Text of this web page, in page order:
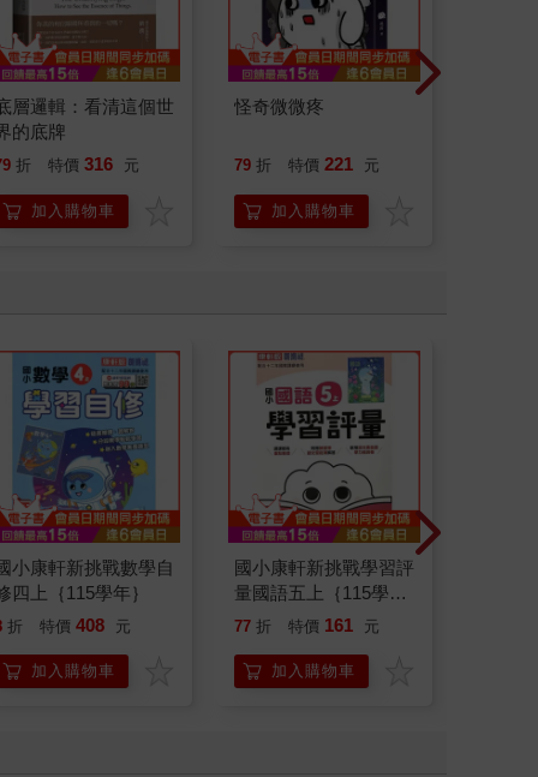
層邏輯：看清這個世
的底牌
折 特價 316 元
加入購物車
怪奇微微疼
79 折 特價 221 元
加入購物車
小康軒新挑戰數學自
四上｛115學年｝
折 特價 408 元
加入購物車
國小康軒新挑戰學習評
量國語五上｛115學
年｝
77 折 特價 161 元
加入購物車